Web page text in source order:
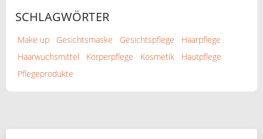
SCHLAGWÖRTER
Make up Gesichtsmaske Gesichtspflege
Haarpflege
Haarwuchsmittel
Körperpflege Kosmetik
Hautpflege
Pflegeprodukte